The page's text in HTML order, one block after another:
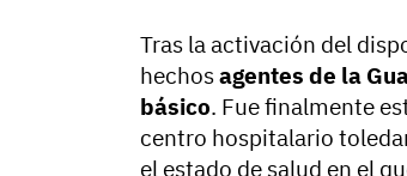
Tras la activación del
hechosagentes de la
básico. Fue finalmente
centro hospitalario
el estado de salud en el